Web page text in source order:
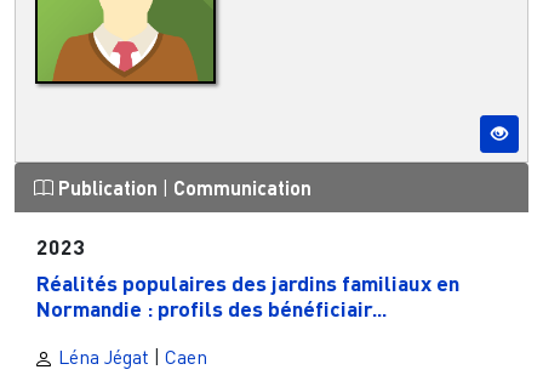
Publication Communication
2023
Réalités populaires des jardins familiaux en
Normandie : profils des bénéficiair...
Léna Jégat | Caen